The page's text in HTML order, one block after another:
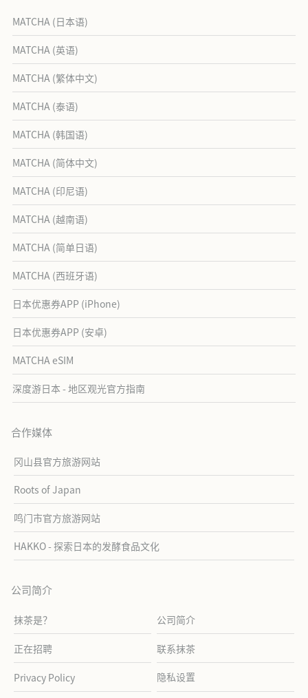
MATCHA (日本语)
MATCHA (英语)
MATCHA (繁体中文)
MATCHA (泰语)
MATCHA (韩国语)
MATCHA (简体中文)
MATCHA (印尼语)
MATCHA (越南语)
MATCHA (简单日语)
MATCHA (西班牙语)
日本优惠券APP (iPhone)
日本优惠券APP (安卓)
MATCHA eSIM
深度游日本 - 地区观光官方指南
合作媒体
冈山县官方旅游网站
Roots of Japan
鸣门市官方旅游网站
HAKKO - 探索日本的发酵食品文化
公司简介
抹茶是？ 公司简介
正在招聘 联系抹茶
Privacy Policy 隐私设置